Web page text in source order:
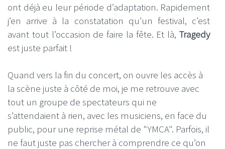
ont déjà eu leur période d’adaptation. Rapidement
j’en arrive à la constatation qu’un festival, c’est
avant tout l’occasion de faire la fête. Et là, Tragedy
est juste parfait !
Quand vers la fin du concert, on ouvre les accès à
la scène juste à côté de moi, je me retrouve avec
tout un groupe de spectateurs qui ne
s’attendaient à rien, avec les musiciens, en face du
public, pour une reprise métal de "YMCA". Parfois, il
ne faut juste pas chercher à comprendre ce qu’on